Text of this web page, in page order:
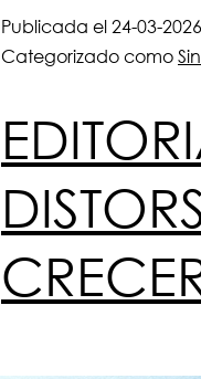
Publicada el24-03-2026
Categorizado como